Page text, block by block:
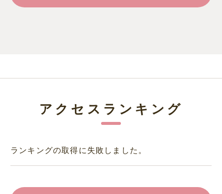
アクセスランキング
ランキングの取得に失敗しました。